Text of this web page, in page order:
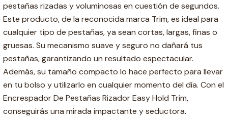
pestañas rizadas y voluminosas en cuestión de segundos.
Este producto, de la reconocida marca Trim, es ideal para
cualquier tipo de pestañas, ya sean cortas, largas, finas o
gruesas. Su mecanismo suave y seguro no dañará tus
pestañas, garantizando un resultado espectacular.
Además, su tamaño compacto lo hace perfecto para llevar
en tu bolso y utilizarlo en cualquier momento del día. Con el
Encrespador De Pestañas Rizador Easy Hold Trim,
conseguirás una mirada impactante y seductora.